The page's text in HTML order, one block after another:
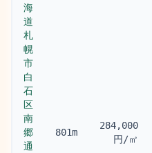
海
道
札
幌
市
白
石
区
南
郷
通
801m
284,000
円/㎡